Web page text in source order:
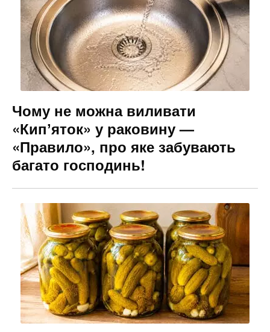
Чому не можна виливати
«Кипʼяток» у раковину —
«Правило», про яке забувають
багато господинь!